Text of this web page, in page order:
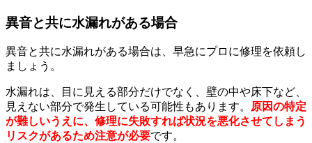
異音と共に水漏れがある場合
異音と共に水漏れがある場合は、早急にプロに修理を依頼し
ましょう。
水漏れは、目に見える部分だけでなく、壁の中や床下など、
見えない部分で発生している可能性もあります。 原因の特定
が難しいうえに、修理に失敗すれば状況を悪化させてしまう
リスクがあるため注意が必要です。